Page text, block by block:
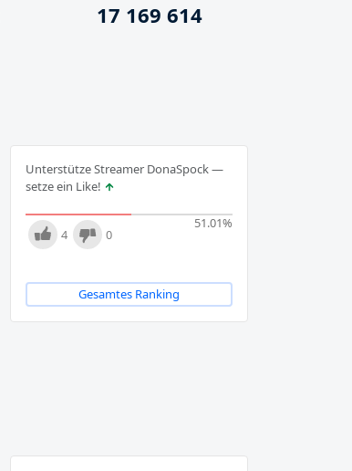
17 169 614
Unterstütze Streamer DonaSpock —
setze ein Like!
51.01%
4 0
Gesamtes Ranking